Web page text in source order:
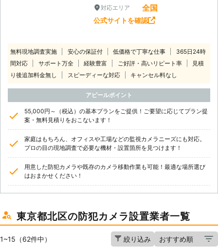
対応エリア 全国
公式サイトを確認
無料現地調査実施 安心の保証付 低価格で丁寧な仕事
365日24時
間対応
サポート万全 経験豊富 ご好評・高いリピート率
見積
り後追加料金無し
スピーディーな対応 キャンセル料なし
アピールポイント
55,000円～（税込）の基本プランをご提供！ご要望に応じてプラン提
案・無料見積りをおこないます！
家庭はもちろん、オフィスや工場などの監視カメラニーズにも対応。
プロの目の現地調査で必要な機材・設置箇所を見つけます！
用意した防犯カメラや既存のカメラ移動作業も可能！最適な場所選び
はおまかせください！
東京都北区の防犯カメラ設置業者一覧
1~15（62件中） 絞り込み